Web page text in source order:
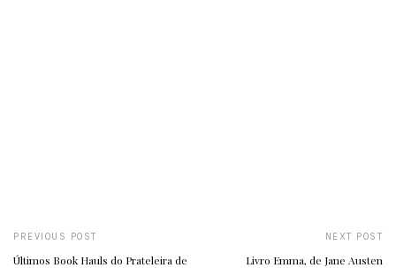
PREVIOUS POST
Últimos Book Hauls do Prateleira de
NEXT POST
Livro Emma, de Jane Austen